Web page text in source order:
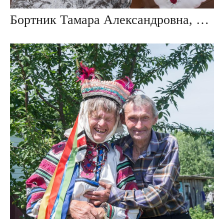
Бортник Тамара Александровна, дер. Крупки, Беларусь